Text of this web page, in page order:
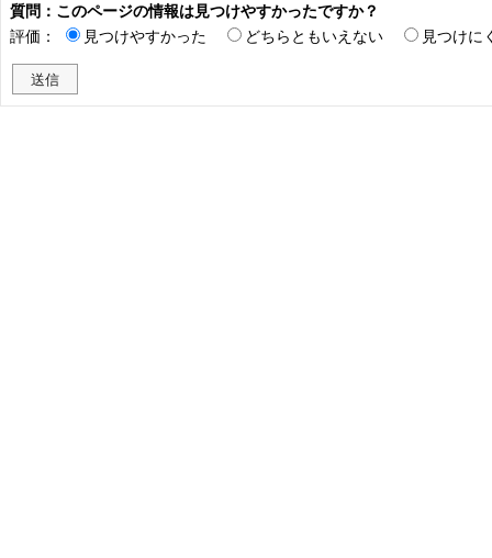
質問：このページの情報は見つけやすかったですか？
評価：
見つけやすかった どちらともいえない 見つけに